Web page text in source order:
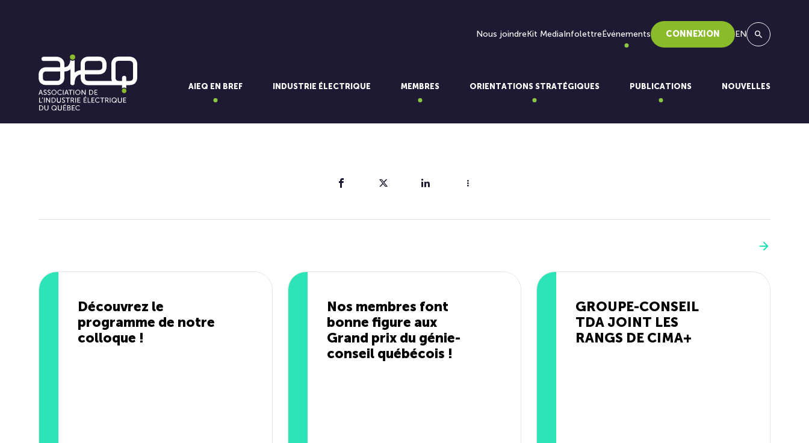
Nous joindreKit MediaInfolettreÉvénements CONNEXION EN
AIEQ EN BREF INDUSTRIE ÉLECTRIQUE MEMBRES ORIENTATIONS STRATÉGIQUES PUBLICATIONS NOUVELLES
Découvrez le
programme de notre
colloque !
Nos membres font
bonne figure aux
Grand prix du génie-
conseil québécois !
GROUPE-CONSEIL
TDA JOINT LES
RANGS DE CIMA+